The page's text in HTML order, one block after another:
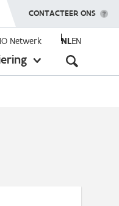
TOON MENU
CONTACTEER ONS
Netwerk NLEN
toon